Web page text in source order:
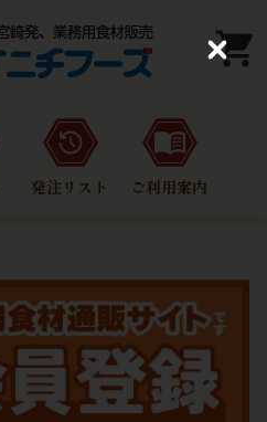
発注リスト ご利用案内
C